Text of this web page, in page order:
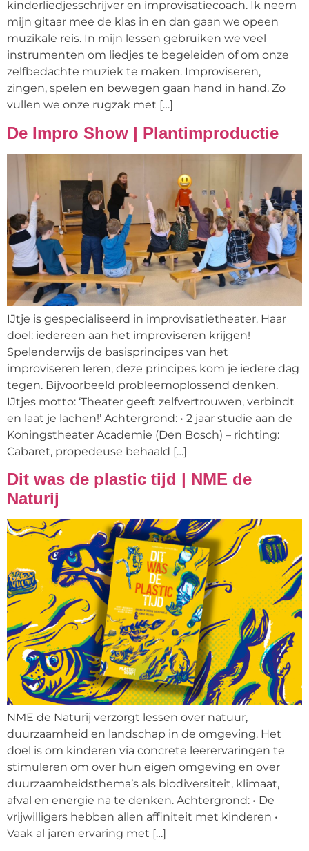
kinderliedjesschrijver en improvisatiecoach. Ik neem
mijn gitaar mee de klas in en dan gaan we opeen
muzikale reis. In mijn lessen gebruiken we veel
instrumenten om liedjes te begeleiden of om onze
zelfbedachte muziek te maken. Improviseren,
zingen, spelen en bewegen gaan hand in hand. Zo
vullen we onze rugzak met […]
De Impro Show | Plantimproductie
IJtje is gespecialiseerd in improvisatietheater. Haar
doel: iedereen aan het improviseren krijgen!
Spelenderwijs de basisprincipes van het
improviseren leren, deze principes kom je iedere dag
tegen. Bijvoorbeeld probleemoplossend denken.
IJtjes motto: ‘Theater geeft zelfvertrouwen, verbindt
en laat je lachen!’ Achtergrond: • 2 jaar studie aan de
Koningstheater Academie (Den Bosch) – richting:
Cabaret, propedeuse behaald […]
Dit was de plastic tijd | NME de
Naturij
NME de Naturij verzorgt lessen over natuur,
duurzaamheid en landschap in de omgeving. Het
doel is om kinderen via concrete leerervaringen te
stimuleren om over hun eigen omgeving en over
duurzaamheidsthema’s als biodiversiteit, klimaat,
afval en energie na te denken. Achtergrond: • De
vrijwilligers hebben allen affiniteit met kinderen •
Vaak al jaren ervaring met […]